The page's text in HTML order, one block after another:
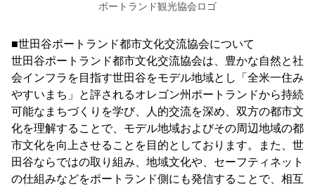
ポートランド観光協会ロゴ
■世田谷ポートランド都市文化交流協会について
世田谷ポートランド都市文化交流協会は、豊かな自然と社
会インフラを目指す世田谷をモデル地域とし「全米一住み
やすいまち」と評されるオレゴン州ポートランドから持続
可能なまちづくりを学び、人的交流を深め、双方の都市文
化を理解することで、モデル地域およびその周辺地域の都
市文化を向上させることを目的としております。また、世
田谷ならではの取り組み、地域文化や、セーフティネット
の仕組みなどをポートランド側にも発信することで、相互